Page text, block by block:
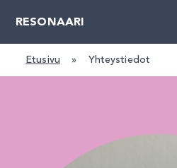
RESONAARI
Etusivu » Yhteystiedot